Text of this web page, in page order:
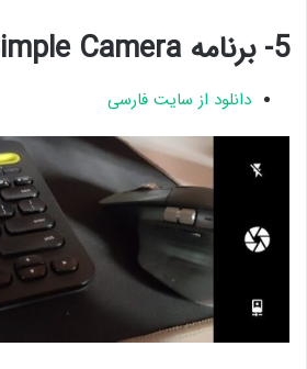
5- برنامه Simple Camera
دانلود از سایت فارسی